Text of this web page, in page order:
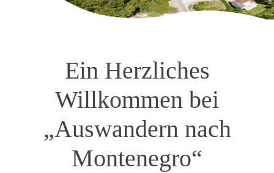
Ein Herzliches
Willkommen bei
„Auswandern nach
Montenegro“